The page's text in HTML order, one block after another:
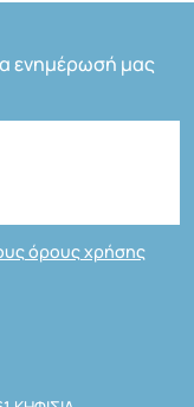
ενημέρωσή μας
όρους χρήσης